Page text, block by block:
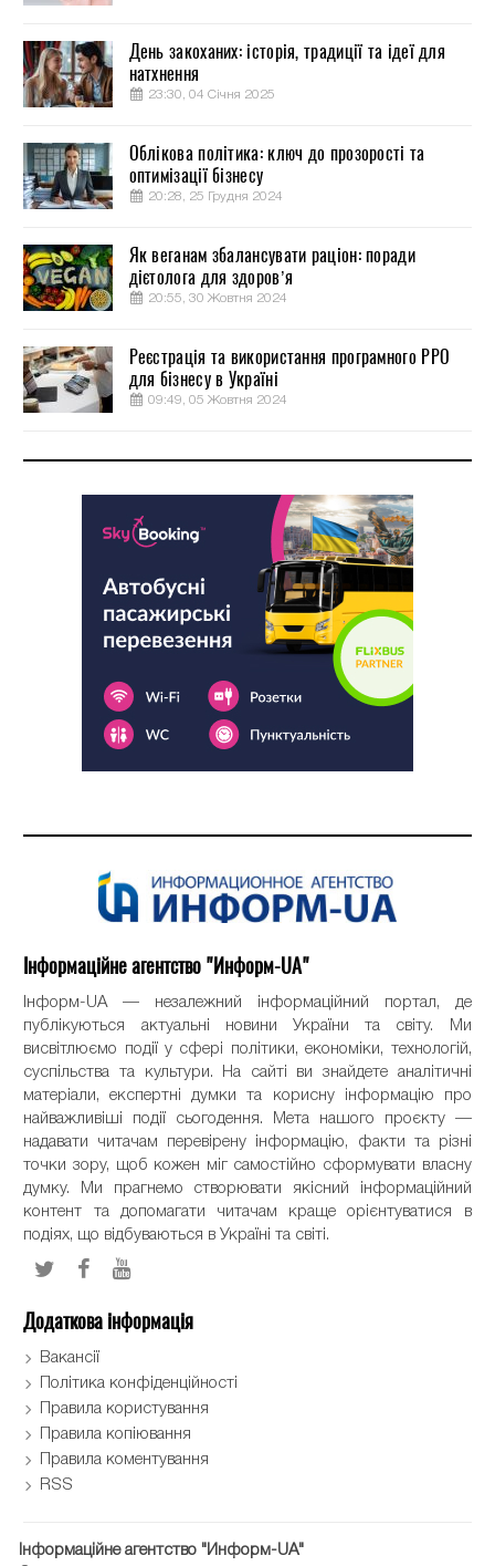
День закоханих: історія, традиції та ідеї для
натхнення
23:30, 04 Січня 2025
Облікова політика: ключ до прозорості та
оптимізації бізнесу
20:28, 25 Грудня 2024
Як веганам збалансувати раціон: поради
дієтолога для здоров’я
20:55, 30 Жовтня 2024
Реєстрація та використання програмного РРО
для бізнесу в Україні
09:49, 05 Жовтня 2024
Інформаційне агентство "Информ-UA"
Інформ-UA — незалежний інформаційний портал, де
публікуються актуальні новини України та світу. Ми
висвітлюємо події у сфері політики, економіки, технологій,
суспільства та культури. На сайті ви знайдете аналітичні
матеріали, експертні думки та корисну інформацію про
найважливіші події сьогодення. Мета нашого проєкту —
надавати читачам перевірену інформацію, факти та різні
точки зору, щоб кожен міг самостійно сформувати власну
думку. Ми прагнемо створювати якісний інформаційний
контент та допомагати читачам краще орієнтуватися в
подіях, що відбуваються в Україні та світі.
Додаткова інформація
Вакансії
Політика конфіденційності
Правила користування
Правила копіювання
Правила коментування
RSS
Інформаційне агентство "Информ-UA"